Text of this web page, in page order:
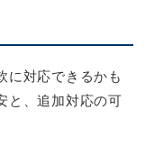
に対応できるかも
と、追加対応の可